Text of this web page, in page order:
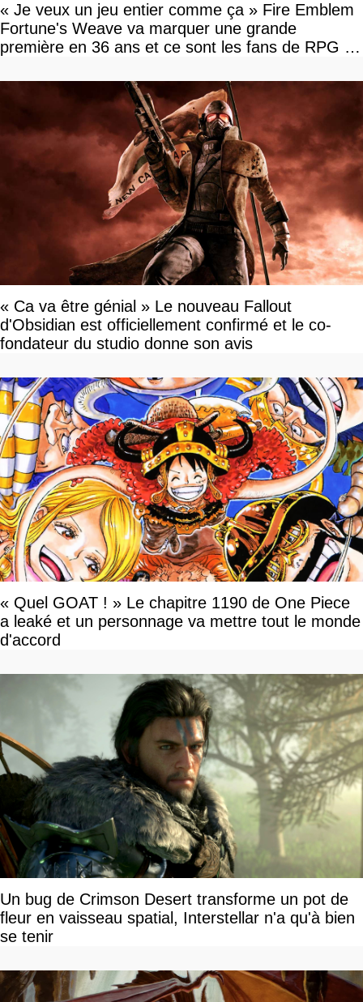
« Je veux un jeu entier comme ça » Fire Emblem
Fortune's Weave va marquer une grande
première en 36 ans et ce sont les fans de RPG en
« Ca va être génial » Le nouveau Fallout
d'Obsidian est officiellement confirmé et le co-
fondateur du studio donne son avis
« Quel GOAT ! » Le chapitre 1190 de One Piece
a leaké et un personnage va mettre tout le monde
d'accord
Un bug de Crimson Desert transforme un pot de
fleur en vaisseau spatial, Interstellar n'a qu'à bien
se tenir